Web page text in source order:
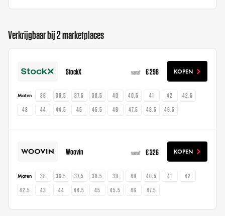
Verkrijgbaar bij 2 marketplaces
StockX vanaf € 298 KOPEN
Maten 36 36.5 37.5 38.5 40 40.5 41 42
42.5
43
44 44.5 45 45.5 46 47.5 48.5 49.5
Woovin vanaf € 326 KOPEN
Maten 36 36.5 37.5 38.5 39 40 40.5 41
42
42.5
43 44 44.5 45 45.5 46 47.5